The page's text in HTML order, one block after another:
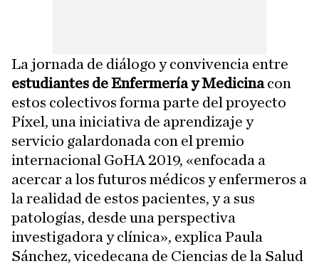
La jornada de diálogo y convivencia entre
estudiantes de Enfermería y Medicinacon
estos colectivos forma parte del proyecto
Píxel, una iniciativa de aprendizaje y
servicio galardonada con el premio
internacional GoHA 2019, «enfocada a
acercar a los futuros médicos y enfermeros a
la realidad de estos pacientes, y a sus
patologías, desde una perspectiva
investigadora y clínica», explica Paula
Sánchez, vicedecana de Ciencias de la Salud